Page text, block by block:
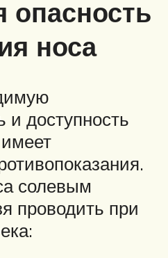
опасность
носа
и доступность
солевым
проводить при